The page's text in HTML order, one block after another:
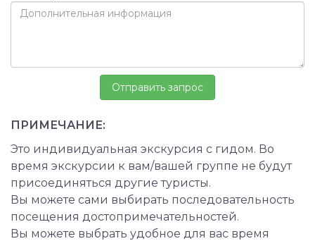
ПРИМЕЧАНИЕ:
Это индивидуальная экскурсия с гидом. Во
время экскурсии к вам/вашей группе не будут
присоединяться другие туристы.
Вы можете сами выбирать последовательность
посещения достопримечательностей.
Вы можете выбрать удобное для вас время